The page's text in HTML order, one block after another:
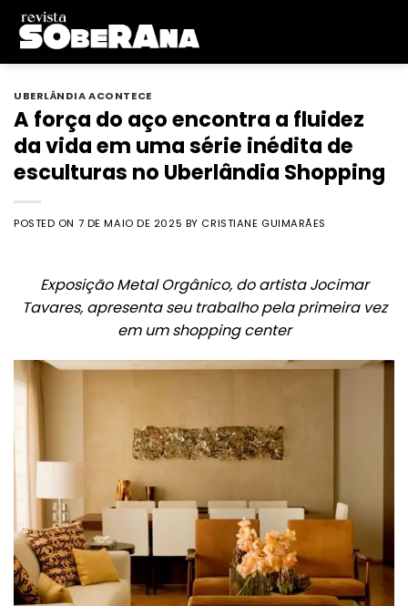
Skip
content
UBERLÂNDIA ACONTECE
A força do aço encontra a fluidez
da vida em uma série inédita de
esculturas no Uberlândia Shopping
POSTED ON 7 DE MAIO DE 2025 BY CRISTIANE GUIMARÃES
Exposição Metal Orgânico, do artista Jocimar
Tavares, apresenta seu trabalho pela primeira vez
em um shopping center